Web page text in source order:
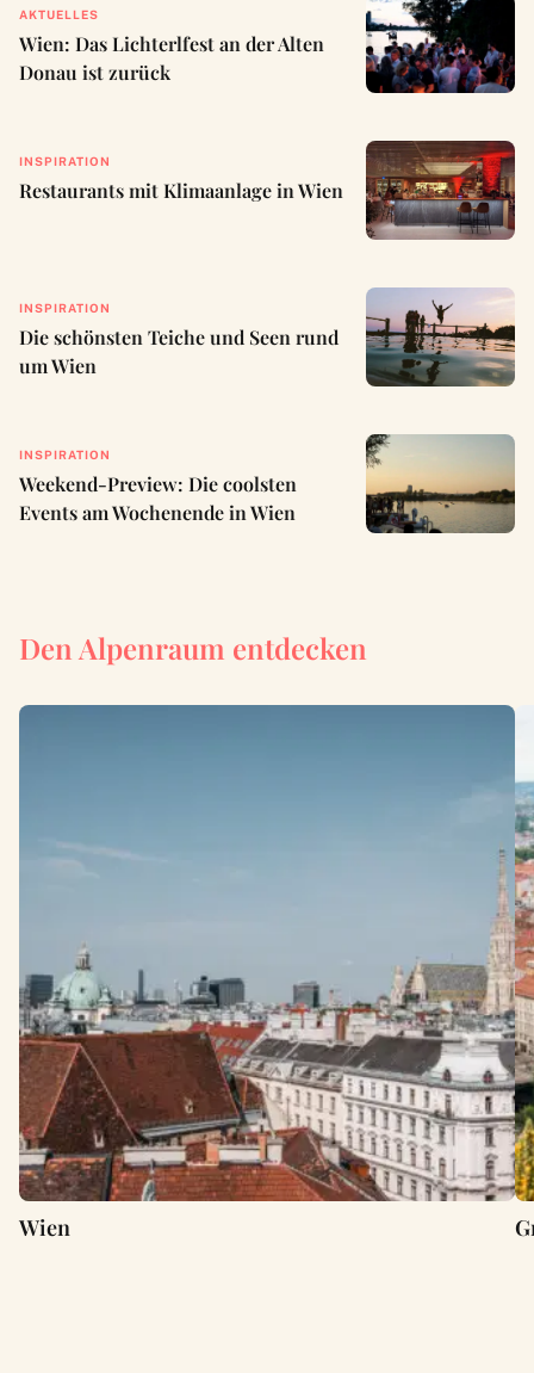
AKTUELLES
Wien: Das Lichterlfest an der Alten
Donau ist zurück
INSPIRATION
Restaurants mit Klimaanlage in Wien
INSPIRATION
Die schönsten Teiche und Seen rund
um Wien
INSPIRATION
Weekend-Preview: Die coolsten
Events am Wochenende in Wien
Den Alpenraum entdecken
Wien